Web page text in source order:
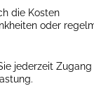
die Kosten
oder
jederzeit